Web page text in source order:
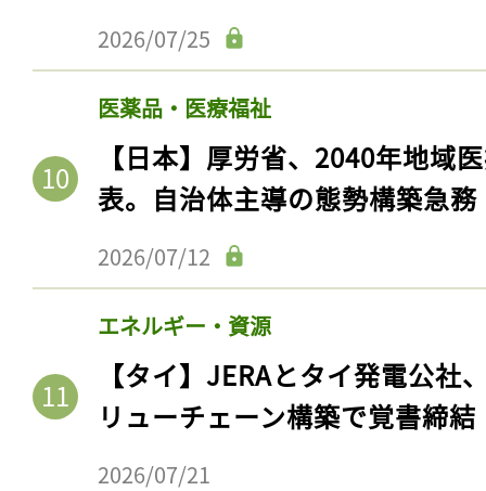
2026/07/25
医薬品・医療福祉
【日本】厚労省、2040年地域
表。自治体主導の態勢構築急務
2026/07/12
エネルギー・資源
【タイ】JERAとタイ発電公社
リューチェーン構築で覚書締結
2026/07/21
ログイン
会員登録